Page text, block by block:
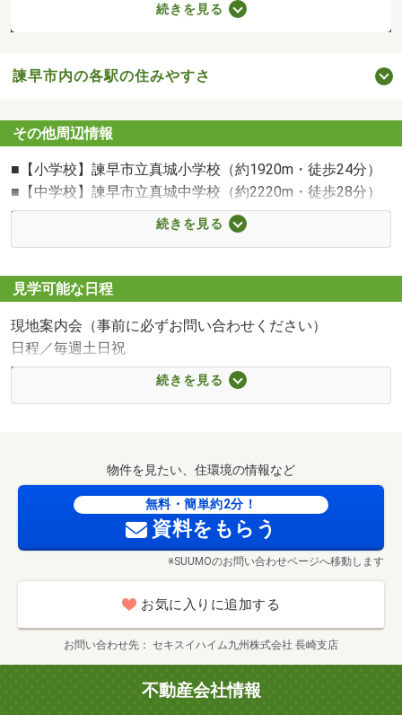
続きを見る
諫早市内の各駅の住みやすさ
その他周辺情報
■【小学校】諫早市立真城小学校（約1920m・徒歩24分）
■【中学校】諫早市立真城中学校（約2220m・徒歩28分）
■【幼稚園・保育園】ばらの幼稚園（約1120m・徒歩14
分）
■【駅】JR長崎本線「諫早」駅（約1330m・徒歩17分）
■【その他環境】長崎県営バス「女乙石」バス停（約
480m・徒歩6分）
■【その他環境】諫早IC（約3620m・徒歩46分）
■【ショッピングセンター】イオンタウン諫早西部台（約
続きを見る
見学可能な日程
現地案内会（事前に必ずお問い合わせください）
日程／毎週土日祝
時間／10:00～17:00
◇◆◇来場予約特典◇◆◇
「デジタルギフト3000円分」をプレゼント！！
※それぞれ見学された場合でも、3000円分が上限となりま
す。
※ギフト券のプレゼントは一家族につき一回限りとさせて
いただきます。ご了承ください。
◇◆◇◆◇◆◇◆◇◆◇◆◇◆◇◆◇◆◇◆◇◆◇◆
続きを見る
物件を見たい、住環境の情報など
無料・簡単約2分！
資料をもらう
※SUUMOのお問い合わせページへ移動します
お気に入りに追加する
お問い合わせ先 セキスイハイム九州株式会社 長崎支店
不動産会社情報